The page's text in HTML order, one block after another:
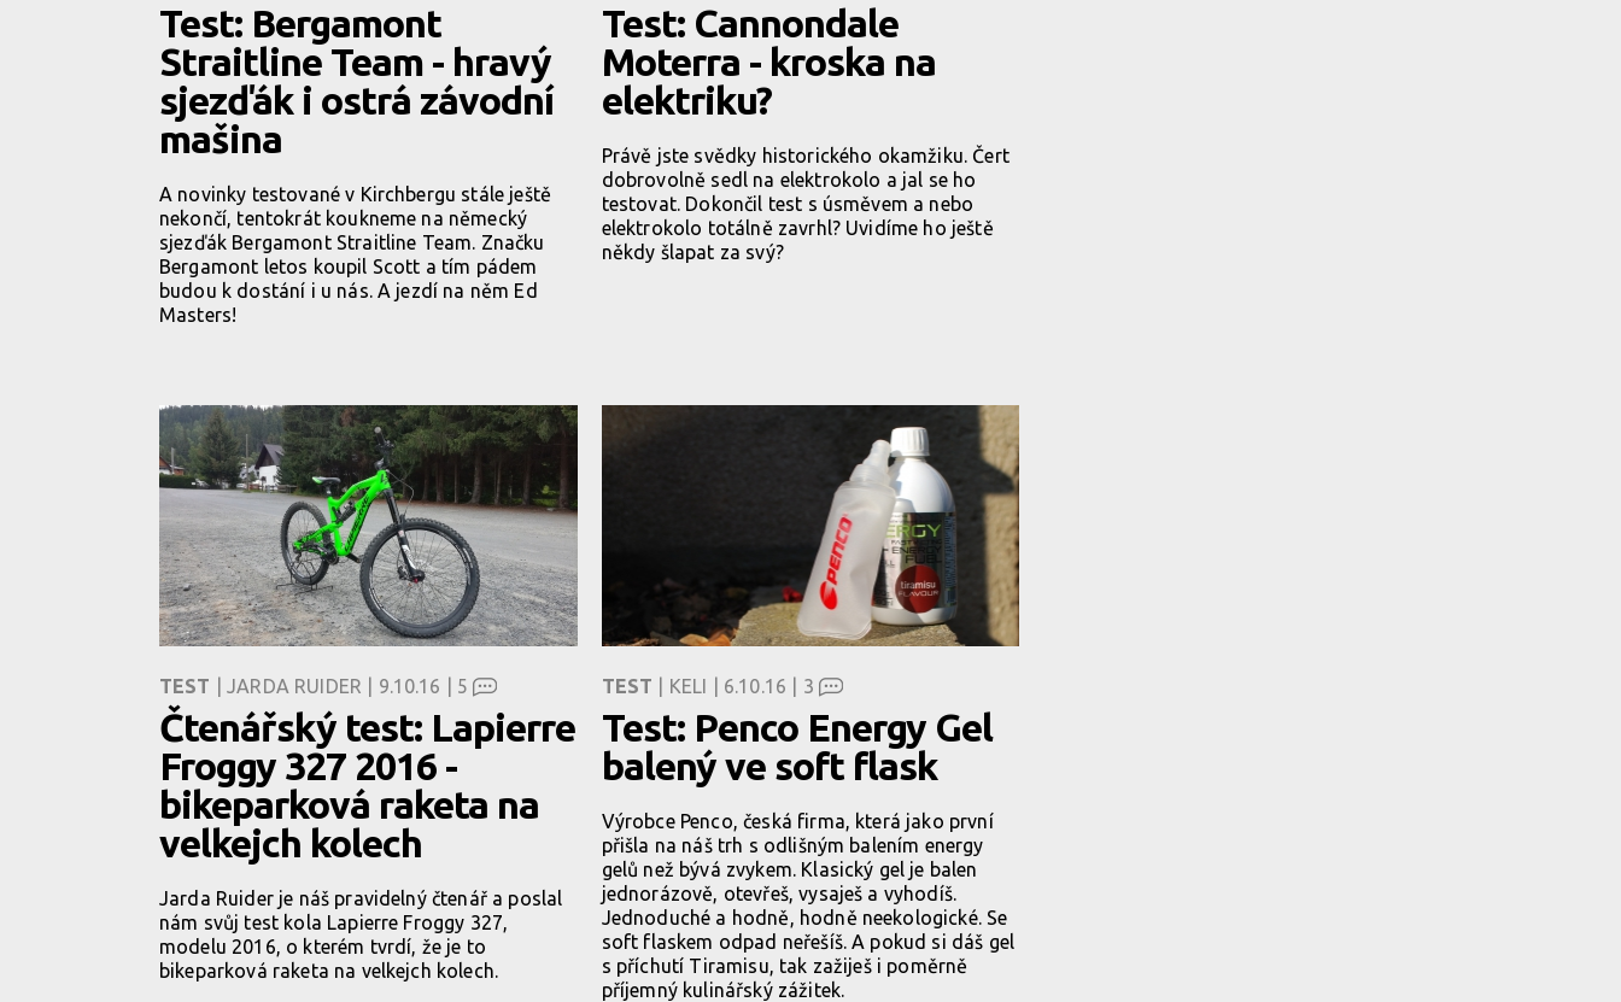
Test: Bergamont
Straitline Team - hravý
sjezďák i ostrá závodní
mašina
A novinky testované v Kirchbergu stále ještě
nekončí, tentokrát koukneme na německý
sjezďák Bergamont Straitline Team. Značku
Bergamont letos koupil Scott a tím pádem
budou k dostání i u nás. A jezdí na něm Ed
Masters!
Test: Cannondale
Moterra - kroska na
elektriku?
Právě jste svědky historického okamžiku. Čert
dobrovolně sedl na elektrokolo a jal se ho
testovat. Dokončil test s úsměvem a nebo
elektrokolo totálně zavrhl? Uvidíme ho ještě
někdy šlapat za svý?
TEST | JARDA RUIDER | 9.10.16 | 5
Čtenářský test: Lapierre
Froggy 327 2016 -
bikeparková raketa na
velkejch kolech
Jarda Ruider je náš pravidelný čtenář a poslal
nám svůj test kola Lapierre Froggy 327,
modelu 2016, o kterém tvrdí, že je to
bikeparková raketa na velkejch kolech.
TEST | KELI | 6.10.16 | 3
Test: Penco Energy Gel
balený ve soft flask
Výrobce Penco, česká firma, která jako první
přišla na náš trh s odlišným balením energy
gelů než bývá zvykem. Klasický gel je balen
jednorázově, otevřeš, vysaješ a vyhodíš.
Jednoduché a hodně, hodně neekologické. Se
soft flaskem odpad neřešíš. A pokud si dáš gel
s příchutí Tiramisu, tak zažiješ i poměrně
příjemný kulinářský zážitek.